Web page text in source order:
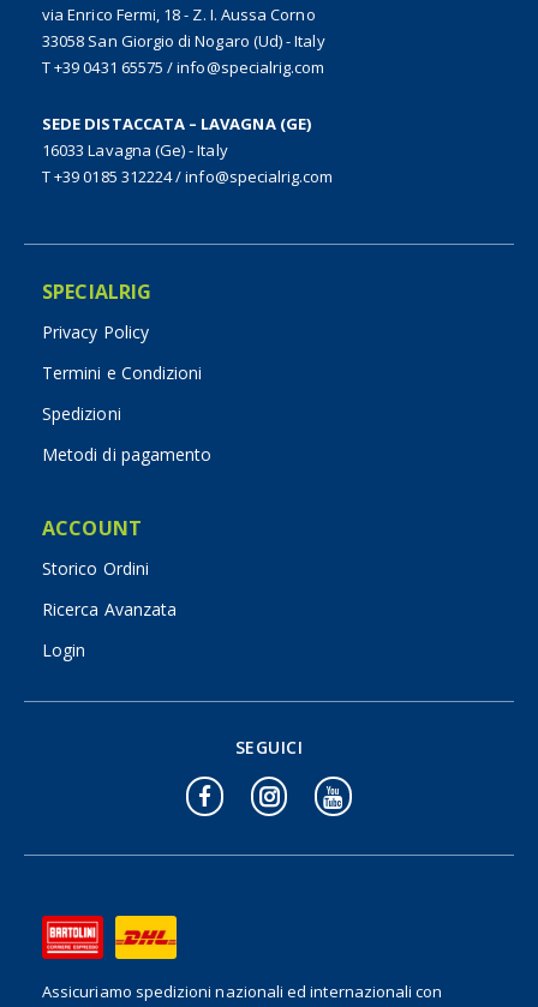
via Enrico Fermi, 18 - Z. I. Aussa Corno
33058 San Giorgio di Nogaro (Ud) - Italy
T +39 0431 65575 /info@specialrig.com
SEDE DISTACCATA – LAVAGNA (GE)
16033 Lavagna (Ge) - Italy
T +39 0185 312224/info@specialrig.com
SPECIALRIG
Privacy Policy
Termini e Condizioni
Spedizioni
Metodi di pagamento
ACCOUNT
Storico Ordini
Ricerca Avanzata
Login
Assicuriamo spedizioni nazionali ed internazionalicon
SEGUICI